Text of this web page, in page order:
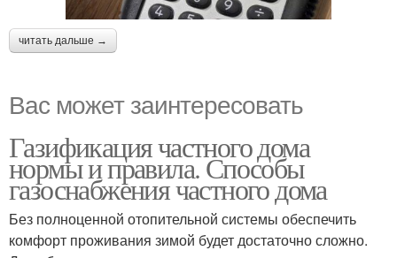
читать дальше →
Вас может заинтересовать
Газификация частного дома
нормы и правила. Способы
газоснабжения частного дома
Без полноценной отопительной системы обеспечить
комфорт проживания зимой будет достаточно сложно.